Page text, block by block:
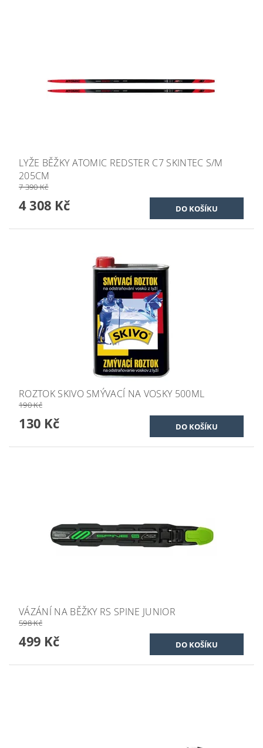
LYŽE BĚŽKY ATOMIC REDSTER C7 SKINTEC S/M
205CM
7 390 Kč
4 308 Kč
ROZTOK SKIVO SMÝVACÍ NA VOSKY 500ML
190 Kč
130 Kč
VÁZÁNÍ NA BĚŽKY RS SPINE JUNIOR
598 Kč
499 Kč